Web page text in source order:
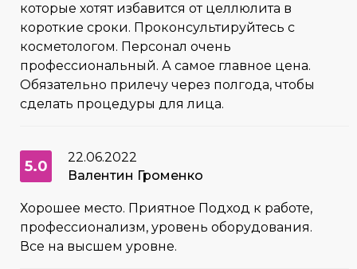
которые хотят избавится от целлюлита в
короткие сроки. Проконсультируйтесь с
косметологом. Персонал очень
профессиональный. А самое главное цена.
Обязательно прилечу через полгода, чтобы
сделать процедуры для лица.
5.0
22.06.2022
Валентин Громенко
Хорошее место. Приятное Подход к работе,
профессионализм, уровень оборудования.
Все на высшем уровне.